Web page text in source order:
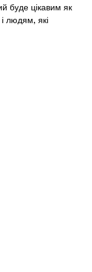
буде цікавим як
людям, які